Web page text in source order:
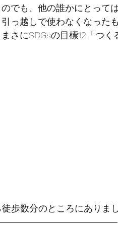
でも、他の誰かにとって
っ越しで使わなくなった
さにSDGsの目標12「つ
歩数分のところにありま